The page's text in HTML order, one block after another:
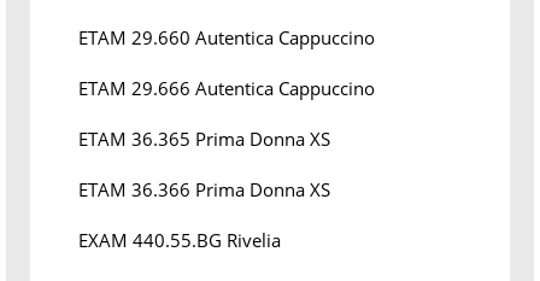
ETAM 29.660 Autentica Cappuccino
ETAM 29.666 Autentica Cappuccino
ETAM 36.365 Prima Donna XS
ETAM 36.366 Prima Donna XS
EXAM 440.55.BG Rivelia